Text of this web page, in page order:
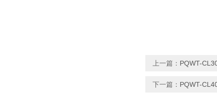
上一篇： PQWT-
下一篇： PQWT-